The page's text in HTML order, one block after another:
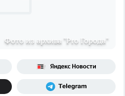
Фото из архива "Pro Города"